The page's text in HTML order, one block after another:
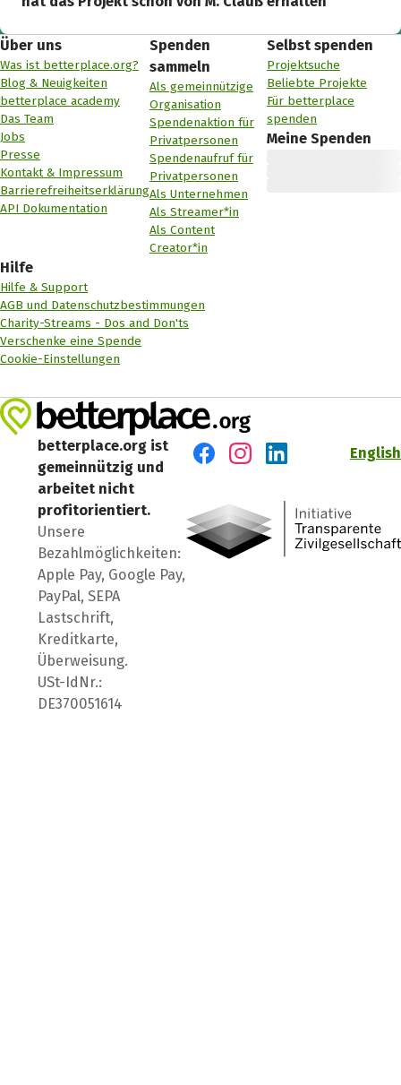
Über uns
Was ist betterplace.org?
Blog & Neuigkeiten
betterplace academy
Das Team
Jobs
Presse
Kontakt & Impressum
Barrierefreiheitserklärung
API Dokumentation
Spenden
sammeln
Als gemeinnützige
Organisation
Spendenaktion für
Privatpersonen
Spendenaufruf für
Privatpersonen
Als Unternehmen
Als Streamer*in
Als Content
Creator*in
Selbst spenden
Projektsuche
Beliebte Projekte
Für betterplace
spenden
Meine Spenden
Hilfe
Hilfe & Support
AGB und Datenschutzbestimmungen
Charity-Streams - Dos and Don'ts
Verschenke eine Spende
Cookie-Einstellungen
betterplace.org ist
gemeinnützig und
arbeitet nicht
profitorientiert.
Unsere
Bezahlmöglichkeiten:
Apple Pay, Google Pay,
PayPal, SEPA
Lastschrift,
Kreditkarte,
Überweisung.
USt-IdNr.:
DE370051614
English